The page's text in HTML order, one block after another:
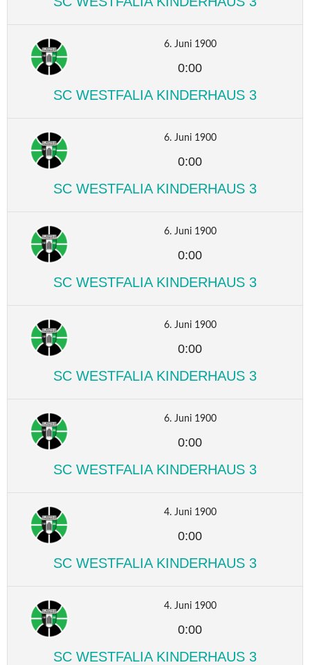
6. Juni 1900
0:00
SC WESTFALIA KINDERHAUS 3
6. Juni 1900
0:00
SC WESTFALIA KINDERHAUS 3
6. Juni 1900
0:00
SC WESTFALIA KINDERHAUS 3
6. Juni 1900
0:00
SC WESTFALIA KINDERHAUS 3
6. Juni 1900
0:00
SC WESTFALIA KINDERHAUS 3
4. Juni 1900
0:00
SC WESTFALIA KINDERHAUS 3
4. Juni 1900
0:00
SC WESTFALIA KINDERHAUS 3